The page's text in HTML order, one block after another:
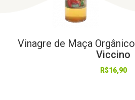
Vinagre de Maça Orgânico
Viccino
R$16,90